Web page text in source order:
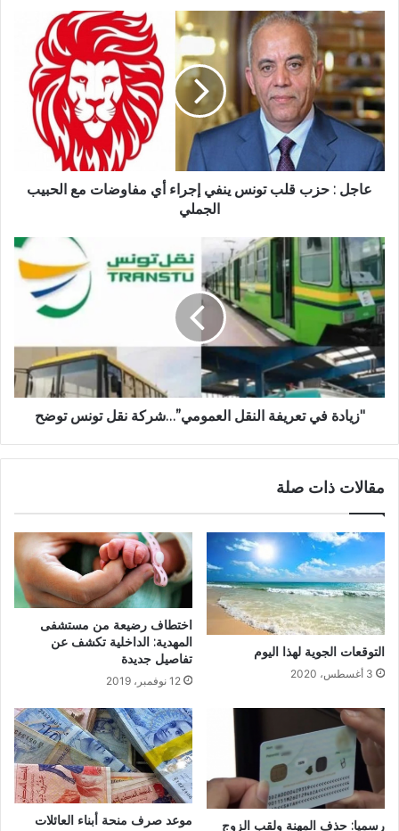
عاجل : حزب قلب تونس ينفي إجراء أي مفاوضات مع الحبيب
الجملي
"زيادة في تعريفة النقل العمومي”…شركة نقل تونس توضح
مقالات ذات صلة
التوقعات الجوية لهذا اليوم
3 أغسطس، 2020
اختطاف رضيعة من مستشفى
المهدية: الداخلية تكشف عن
تفاصيل جديدة
12 نوفمبر، 2019
رسميا: حذف المهنة ولقب الزوج
موعد صرف منحة أبناء العائلات